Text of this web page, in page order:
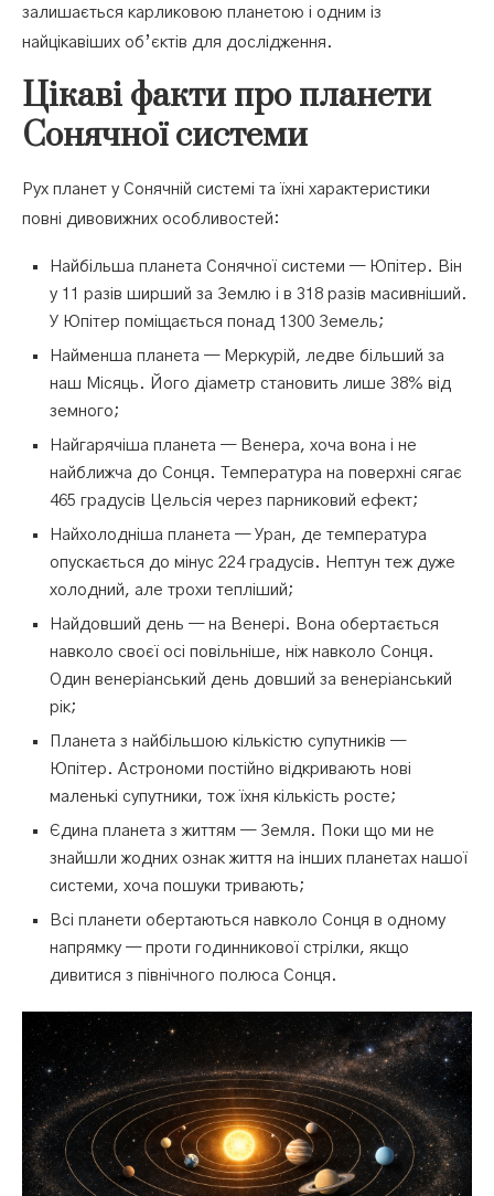
залишається карликовою планетою і одним із
найцікавіших об’єктів для дослідження.
Цікаві факти про планети
Сонячної системи
Рух планет у Сонячній системі та їхні характеристики
повні дивовижних особливостей:
Найбільша планета Сонячної системи — Юпітер. Він
у 11 разів ширший за Землю і в 318 разів масивніший.
У Юпітер поміщається понад 1300 Земель;
Найменша планета — Меркурій, ледве більший за
наш Місяць. Його діаметр становить лише 38% від
земного;
Найгарячіша планета — Венера, хоча вона і не
найближча до Сонця. Температура на поверхні сягає
465 градусів Цельсія через парниковий ефект;
Найхолодніша планета — Уран, де температура
опускається до мінус 224 градусів. Нептун теж дуже
холодний, але трохи тепліший;
Найдовший день — на Венері. Вона обертається
навколо своєї осі повільніше, ніж навколо Сонця.
Один венеріанський день довший за венеріанський
рік;
Планета з найбільшою кількістю супутників —
Юпітер. Астрономи постійно відкривають нові
маленькі супутники, тож їхня кількість росте;
Єдина планета з життям — Земля. Поки що ми не
знайшли жодних ознак життя на інших планетах нашої
системи, хоча пошуки тривають;
Всі планети обертаються навколо Сонця в одному
напрямку — проти годинникової стрілки, якщо
дивитися з північного полюса Сонця.